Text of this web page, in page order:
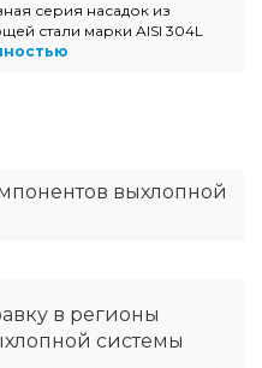
серия насадок из
стали марки AISI 304L
выхлопной
в регионы
системы